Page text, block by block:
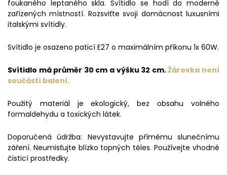
foukaného leptaného skla. Svítidlo se hodí do moderně
zařízených místností. Rozsviťte svoji domácnost luxusními
italskými svítidly.
Svítidlo je osazeno paticí E27 o maximálním příkonu 1x 60W.
Svítidlo má průměr 30 cm a výšku 32 cm.Žárovka není
součástí balení.
Použitý materiál je ekologický, bez obsahu volného
formaldehydu a toxických látek.
Doporučená údržba: Nevystavujte přímému slunečnímu
záření. Neumisťujte blízko topných těles. Používejte vhodné
čisticí prostředky.